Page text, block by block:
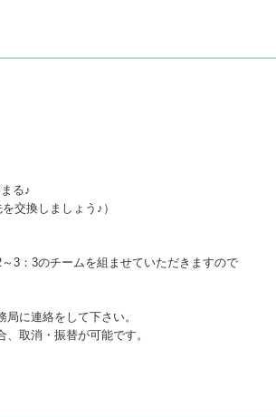
る♪
交換しましょう♪）
3：3のチームを組ませていただきますので
に連絡をして下さい。
取消・振替が可能です。